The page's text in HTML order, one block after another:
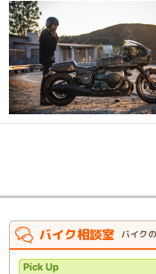
バイク相談室 バイク
Pick Up